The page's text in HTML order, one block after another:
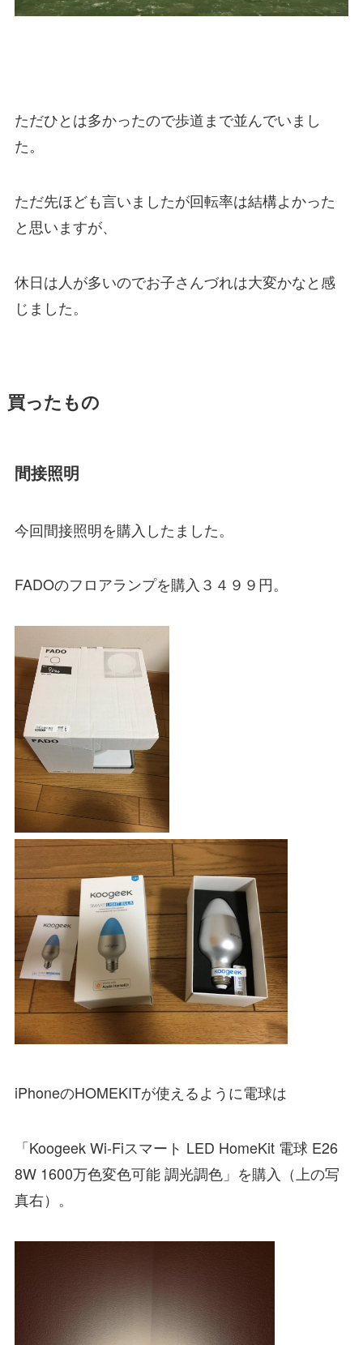
ただひとは多かったので歩道まで並んでいまし
た。
ただ先ほども言いましたが回転率は結構よかった
と思いますが、
休日は人が多いのでお子さんづれは大変かなと感
じました。
買ったもの
間接照明
今回間接照明を購入したました。
FADOのフロアランプを購入３４９９円。
iPhoneのHOMEKITが使えるように電球は
「Koogeek Wi-Fiスマート LED HomeKit 電球 E26
8W 1600万色変色可能 調光調色」 を購入（上の写
真右）。